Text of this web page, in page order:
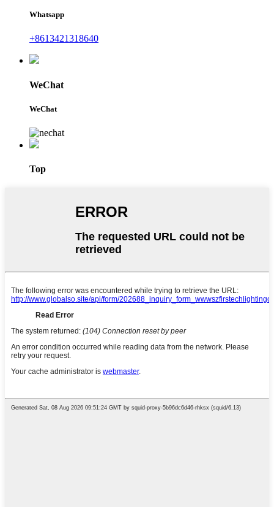
Whatsapp
+8613421318640
WeChat
WeChat
Top